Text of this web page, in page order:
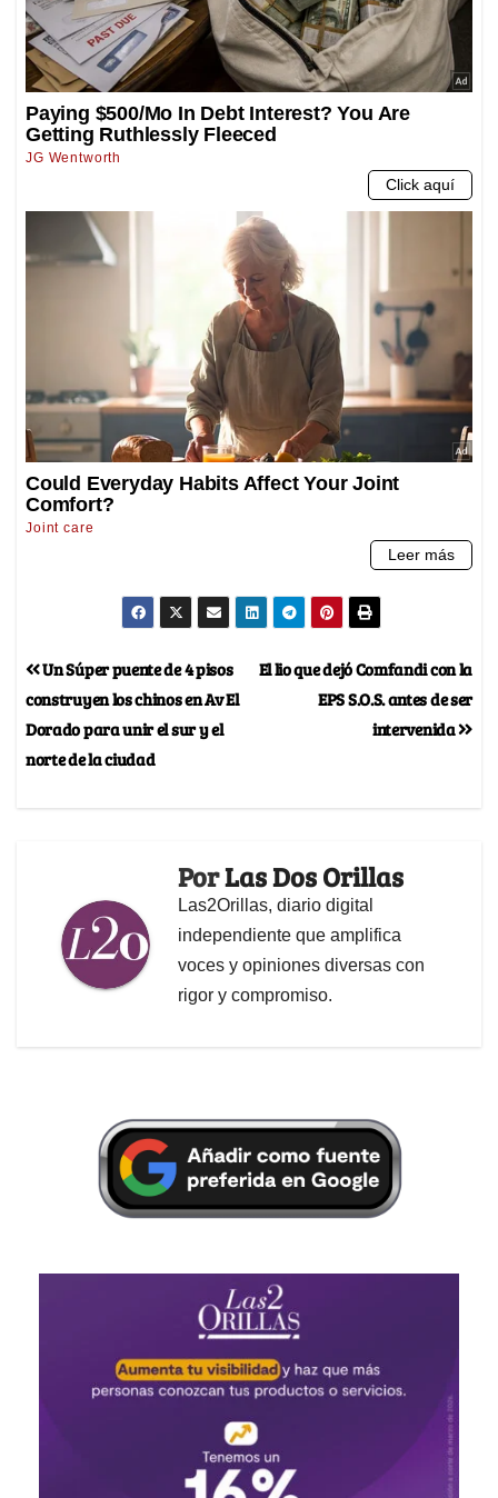
El lio que dejó Comfandi con la
EPS S.O.S. antes de ser
intervenida
Un Súper puente de 4 pisos
construyen los chinos en Av El
Dorado para unir el sur y el
norte de la ciudad
PorLas Dos Orillas
Las2Orillas, diario digital
independiente que amplifica
voces y opiniones diversas con
rigor y compromiso.